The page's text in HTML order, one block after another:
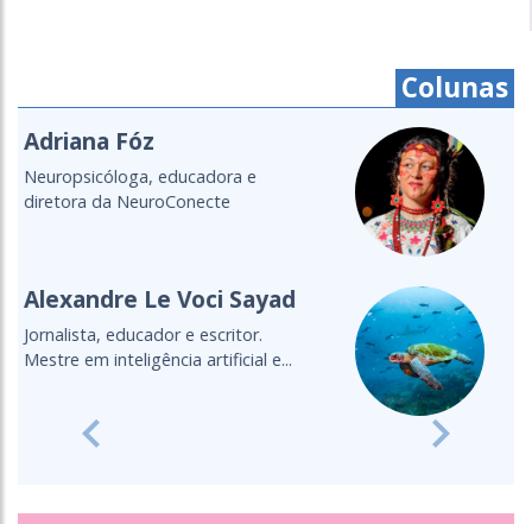
Colunas
É do povo Maxacali, filósofa,
educadora, aprendiz de parteira.
Cultura Oceânica
Entenda a importância de levar o
oceano para a sala de aula
Previous Next